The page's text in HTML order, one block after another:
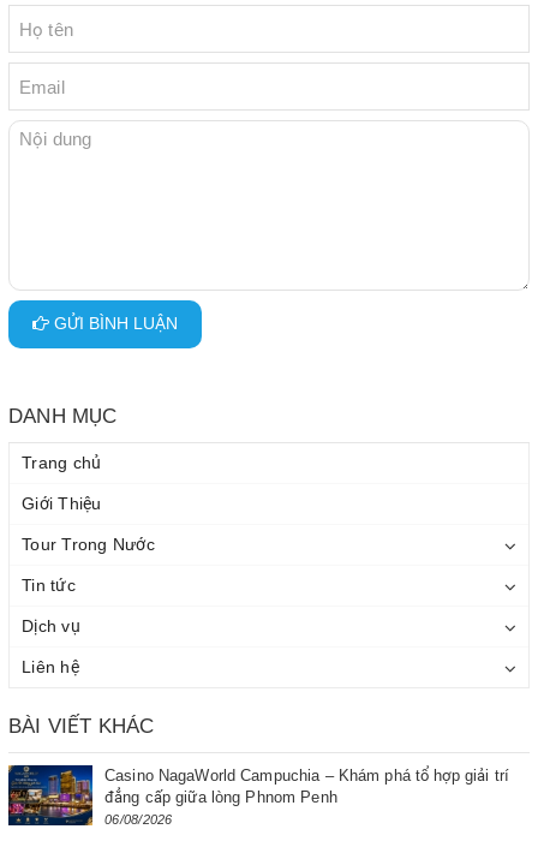
GỬI BÌNH LUẬN
DANH MỤC
Trang chủ
Giới Thiệu
Tour Trong Nước
Tin tức
Dịch vụ
Liên hệ
BÀI VIẾT KHÁC
Casino NagaWorld Campuchia – Khám phá tổ hợp giải trí
đẳng cấp giữa lòng Phnom Penh
06/08/2026